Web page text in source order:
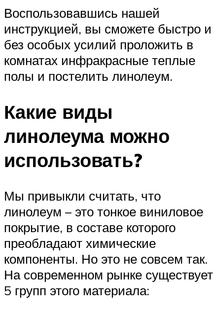
Воспользовавшись нашей
инструкцией, вы сможете быстро и
без особых усилий проложить в
комнатах инфракрасные теплые
полы и постелить линолеум.
Какие виды
линолеума можно
использовать?
Мы привыкли считать, что
линолеум – это тонкое виниловое
покрытие, в составе которого
преобладают химические
компоненты. Но это не совсем так.
На современном рынке существует
5 групп этого материала: